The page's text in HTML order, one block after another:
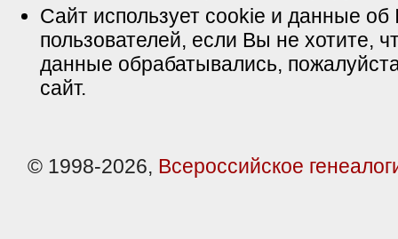
Сайт использует cookie и данные об
пользователей, если Вы не хотите,
данные обрабатывались,
сайт.
© 1998-2026, Всероссийское